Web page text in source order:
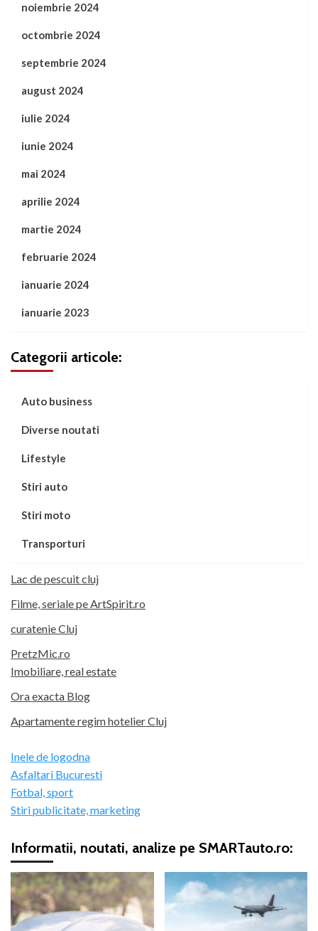
noiembrie 2024
octombrie 2024
septembrie 2024
august 2024
iulie 2024
iunie 2024
mai 2024
aprilie 2024
martie 2024
februarie 2024
ianuarie 2024
ianuarie 2023
Categorii articole:
Auto business
Diverse noutati
Lifestyle
Stiri auto
Stiri moto
Transporturi
Lac de pescuit cluj
Filme, seriale pe ArtSpirit.ro
curatenie Cluj
PretzMic.ro
Imobiliare, real estate
Ora exacta Blog
Apartamente regim hotelier Cluj
Inele de logodna
Asfaltari Bucuresti
Fotbal, sport
Stiri publicitate, marketing
Informatii, noutati, analize pe SMARTauto.ro: